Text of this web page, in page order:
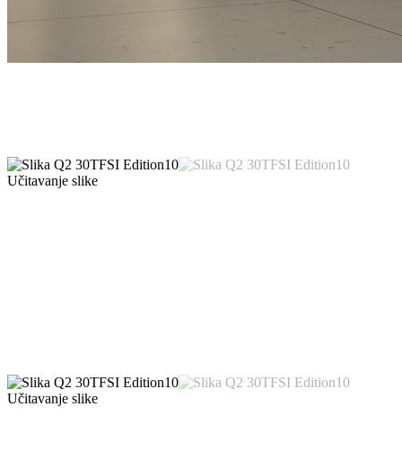
Učitavanje slike
Učitavanje slike